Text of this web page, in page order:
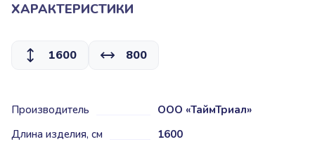
ХАРАКТЕРИСТИКИ
1600 800
Производитель
ООО «ТаймТриал»
Длина изделия, см
1600